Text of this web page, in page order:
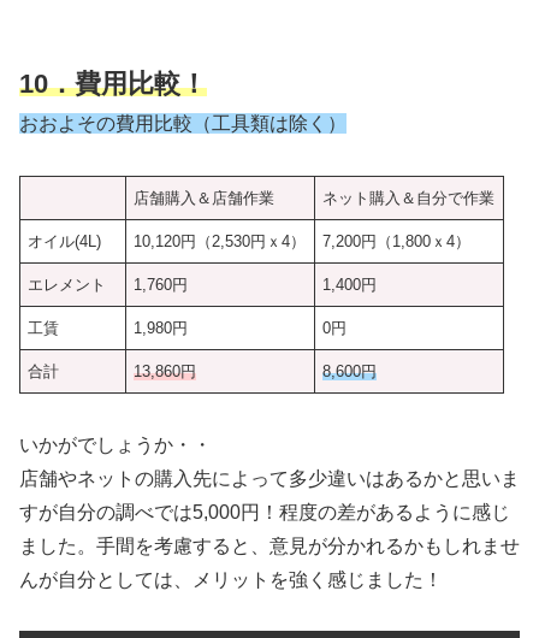
10．費用比較！
おおよその費用比較（工具類は除く）
店舗購入＆店舗作業 ネット購入＆自分で作業
オイル(4L) 10,120円（2,530円ｘ4） 7,200円（1,800ｘ4）
エレメント 1,760円 1,400円
工賃 1,980円 0円
合計 13,860円 8,600円
いかがでしょうか・・
店舗やネットの購入先によって多少違いはあるかと思いま
すが自分の調べでは5,000円！程度の差があるように感じ
ました。手間を考慮すると、意見が分かれるかもしれませ
んが自分としては、メリットを強く感じました！